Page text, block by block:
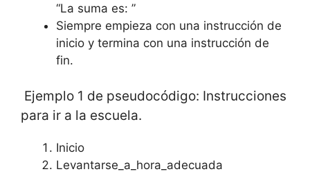
“La suma es: ”
Siempre empieza con una instrucción de
inicio y termina con una instrucción de
fin.
Ejemplo 1 de pseudocódigo: Instrucciones
para ir a la escuela.
Inicio
Levantarse_a_hora_adecuada